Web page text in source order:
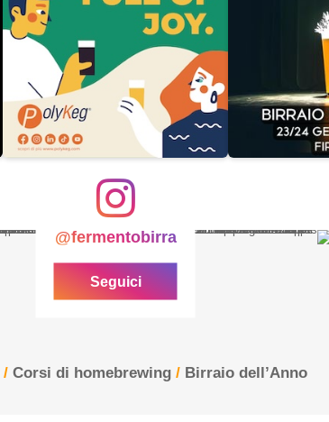
@fermentobirra
Seguici
/ Corsi di homebrewing / Birraio dell’Anno